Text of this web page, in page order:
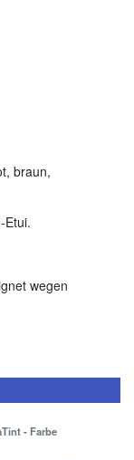
braun,
Etui.
wegen
- Farbe